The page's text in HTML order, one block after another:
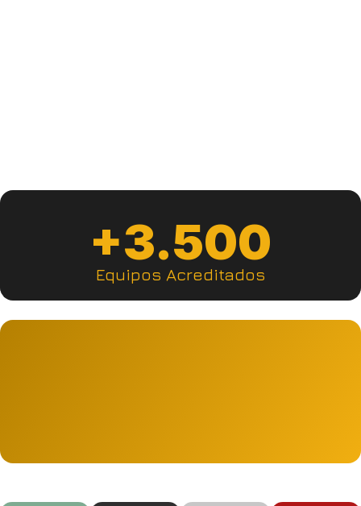
+3.500
Equipos Acreditados